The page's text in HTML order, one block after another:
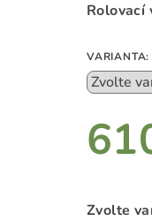
je
z
5
Rolovací
VARIANTA:
cena:
Zvolte